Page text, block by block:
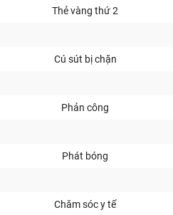
Thẻ vàng thứ 2
Cú sút bị chặn
Phản công
Phát bóng
Chăm sóc y tế